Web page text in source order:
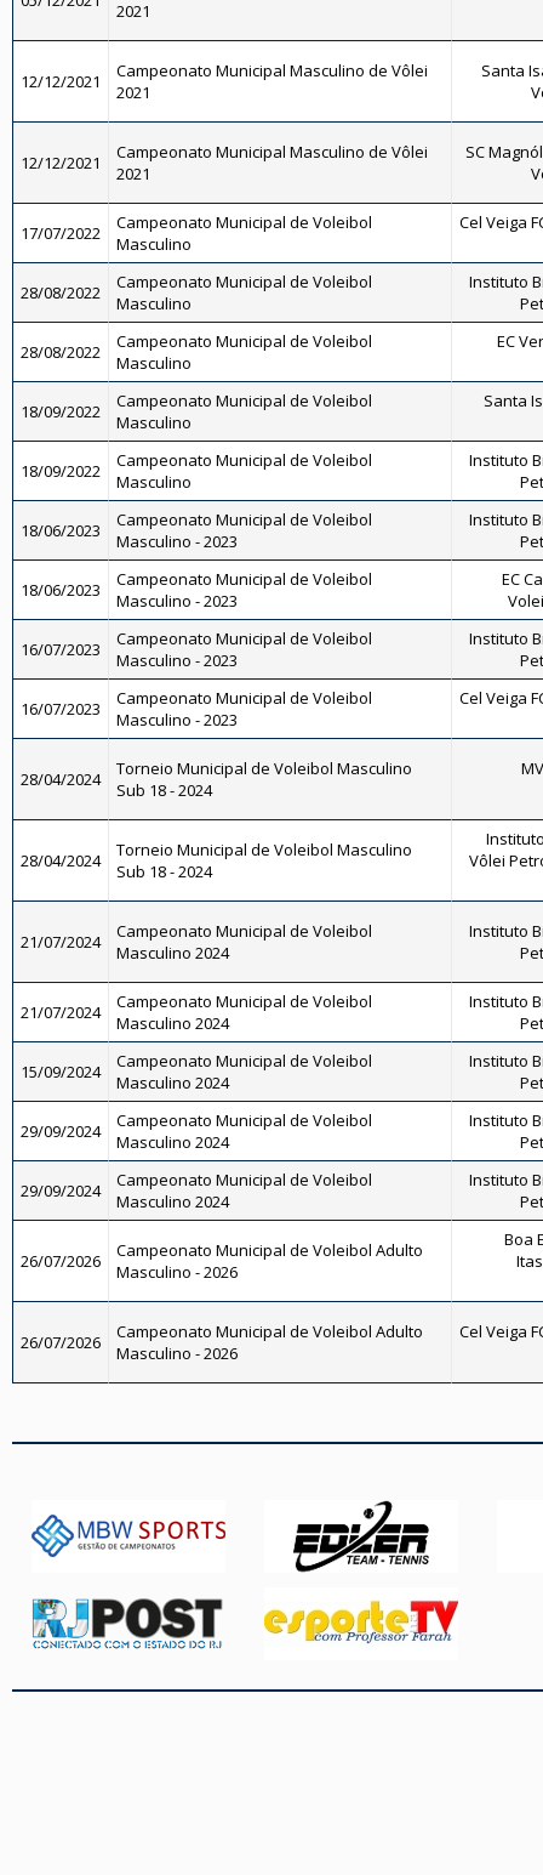
2021
12/12/2021
Campeonato Municipal Masculino de Vôlei
2021
Santa
12/12/2021
Campeonato Municipal Masculino de Vôlei
2021
SC
17/07/2022
Campeonato Municipal de Voleibol
Masculino
Cel Veiga
28/08/2022
Campeonato Municipal de Voleibol
Masculino
Instituto
28/08/2022
Campeonato Municipal de Voleibol
Masculino
EC
18/09/2022
Campeonato Municipal de Voleibol
Masculino
Santa
18/09/2022
Campeonato Municipal de Voleibol
Masculino
Instituto
18/06/2023
Campeonato Municipal de Voleibol
Masculino - 2023
Instituto
18/06/2023
Campeonato Municipal de Voleibol
Masculino - 2023
EC
16/07/2023
Campeonato Municipal de Voleibol
Masculino - 2023
Instituto
16/07/2023
Campeonato Municipal de Voleibol
Masculino - 2023
Cel Veiga
28/04/2024
Torneio Municipal de Voleibol Masculino
Sub 18 - 2024
28/04/2024
Torneio Municipal de Voleibol Masculino
Sub 18 - 2024
Vôlei
21/07/2024
Campeonato Municipal de Voleibol
Masculino 2024
Instituto
21/07/2024
Campeonato Municipal de Voleibol
Masculino 2024
Instituto
15/09/2024
Campeonato Municipal de Voleibol
Masculino 2024
Instituto
29/09/2024
Campeonato Municipal de Voleibol
Masculino 2024
Instituto
29/09/2024
Campeonato Municipal de Voleibol
Masculino 2024
Instituto
26/07/2026
Campeonato Municipal de Voleibol Adulto
Masculino - 2026
Boa
26/07/2026
Campeonato Municipal de Voleibol Adulto
Masculino - 2026
Cel Veiga